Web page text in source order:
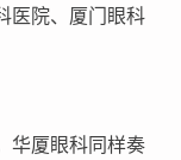
医院、厦门眼科
华厦眼科同样奏